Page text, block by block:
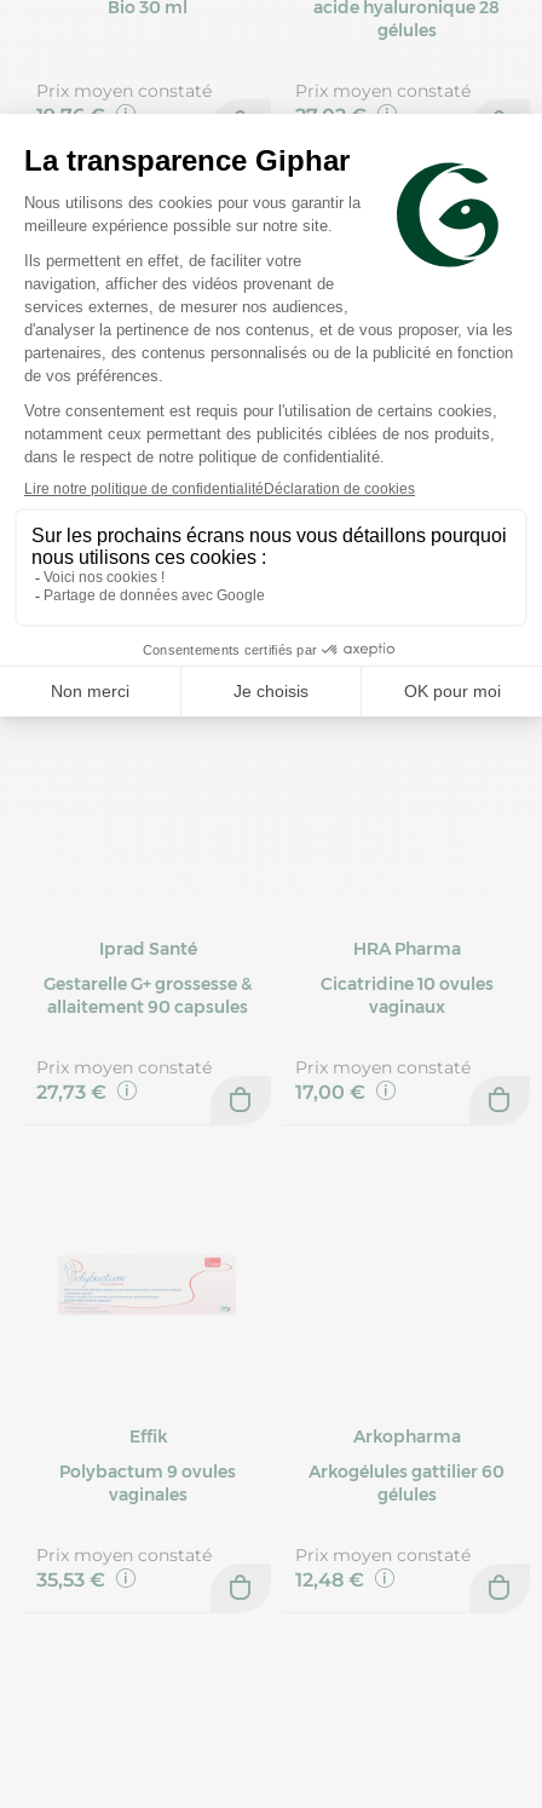
Bio 30 ml
Prix moyen constaté
19,76 €
acide hyaluronique 28
gélules
Prix moyen constaté
27,02 €
Effik
Natalben grossesse 30
Prix moyen constaté
19,99 €
Manhaé
CysMannose 15+ 10 sticks
Iprad Santé
Gestarelle G+ grossesse &
allaitement 90 capsules
Prix moyen constaté
27,73 €
HRA Pharma
Cicatridine 10 ovules
vaginaux
Prix moyen constaté
17,00 €
Effik
Polybactum 9 ovules
vaginales
Prix moyen constaté
35,53 €
Arkopharma
Arkogélules gattilier 60
gélules
Prix moyen constaté
12,48 €